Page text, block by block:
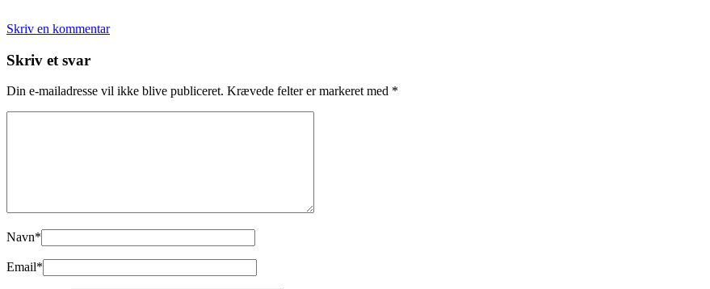
Skriv en kommentar
Skriv et svar
Din e-mailadresse vil ikke blive publiceret. Krævede felter er markeret med *
Navn*
Email*